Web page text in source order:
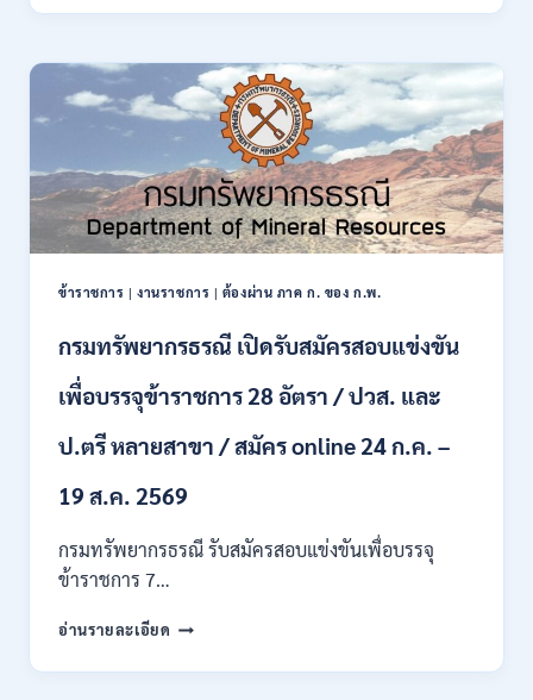
17
2569
เปิด
สมัคร
งาน
138
ปวช.
ปวส.
ป.ตรี
หลาย
/
ต้อง
ภาค
ของ
/
เดือน
18150
ONLINE
ข้าราชการ |งานราชการ | ต้องผ่าน ภาค ก. ของ ก.พ.
กรมทรัพยากรธรณี เปิดรับสมัครสอบแข่งขัน
เพื่อบรรจุข้าราชการ 28 อัตรา / ปวส. และ
ป.ตรี หลายสาขา / สมัคร online 24 ก.ค. –
19 ส.ค. 2569
กรมทรัพยากรธรณี รับสมัครสอบแข่งขันเพื่อบรรจุ
ข้าราชการ 7…
อ่านรายละเอียด กรม
เปิด